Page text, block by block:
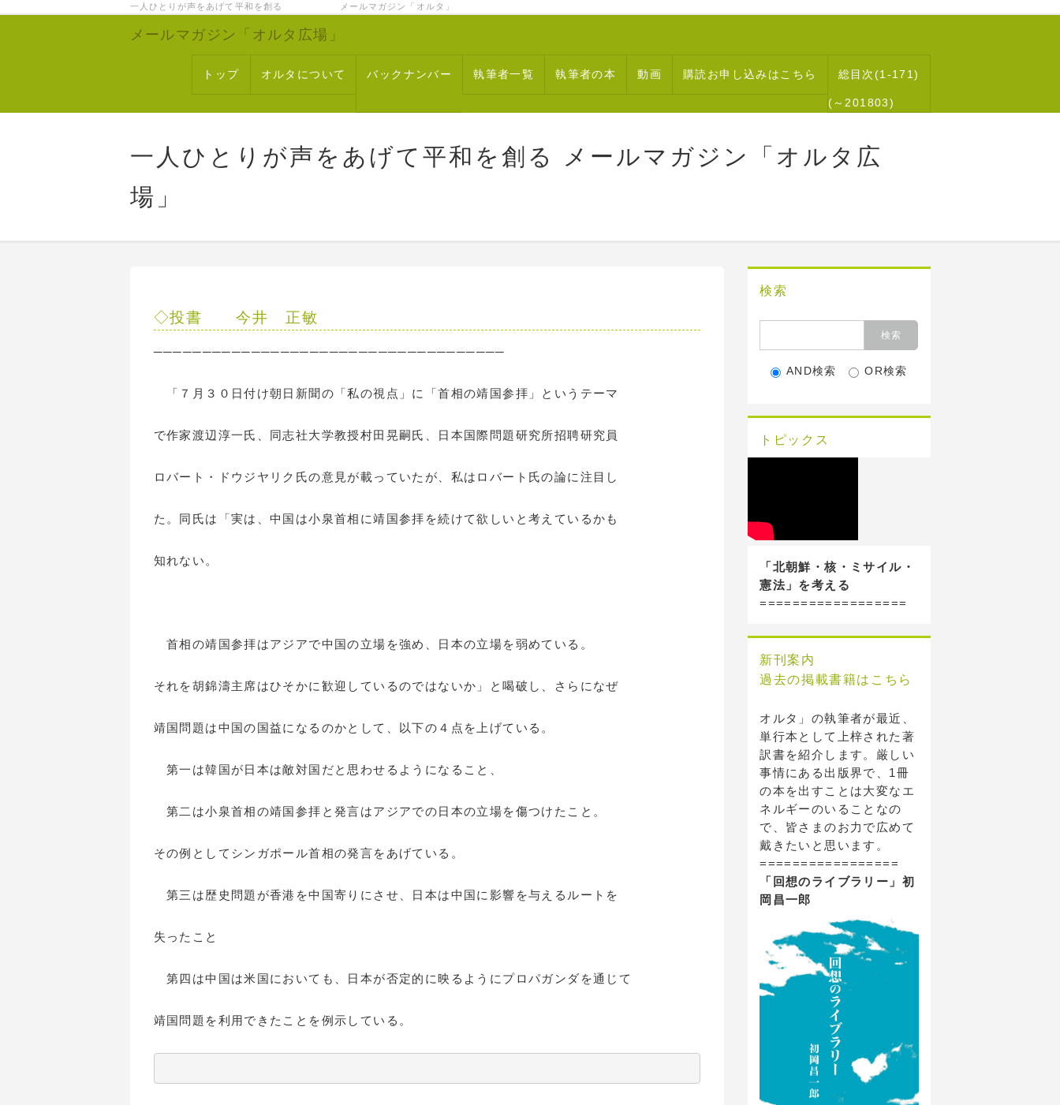
一人ひとりが声をあげて平和を創る メールマガジン「オルタ」
メールマガジン「オルタ広場」
トップ オルタについて バックナンバー 執筆者一覧 執筆者の本 動画 購読お申し込みはこちら 総目次(1-171)
(～201803)
一人ひとりが声をあげて平和を創る メールマガジン「オルタ広
場」
◇投書 今井 正敏
────────────────────────────────────
「７月３０日付け朝日新聞の「私の視点」に「首相の靖国参拝」というテーマ
で作家渡辺淳一氏、同志社大学教授村田晃嗣氏、日本国際問題研究所招聘研究員
ロバート・ドウジヤリク氏の意見が載っていたが、私はロバート氏の論に注目し
た。同氏は「実は、中国は小泉首相に靖国参拝を続けて欲しいと考えているかも
知れない。
首相の靖国参拝はアジアで中国の立場を強め、日本の立場を弱めている。
それを胡錦濤主席はひそかに歓迎しているのではないか」と喝破し、さらになぜ
靖国問題は中国の国益になるのかとして、以下の４点を上げている。
第一は韓国が日本は敵対国だと思わせるようになること、
第二は小泉首相の靖国参拝と発言はアジアでの日本の立場を傷つけたこと。
その例としてシンガポール首相の発言をあげている。
第三は歴史問題が香港を中国寄りにさせ、日本は中国に影響を与えるルートを
失ったこと
第四は中国は米国においても、日本が否定的に映るようにプロパガンダを通じて
靖国問題を利用できたことを例示している。
検索
AND検索 OR検索
トピックス
「北朝鮮・核・ミサイル・
憲法」を考える
==================
新刊案内
過去の掲載書籍はこちら
オルタ」の執筆者が最近、
単行本として上梓された著
訳書を紹介します。厳しい
事情にある出版界で、1冊
の本を出すことは大変なエ
ネルギーのいることなの
で、皆さまのお力で広めて
戴きたいと思います。
=================
「回想のライブラリー」初
岡昌一郎